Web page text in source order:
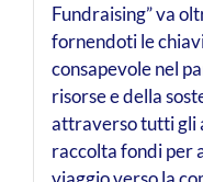
Fundraising” va
fornendoti le
consapevole nel
risorse e della
attraverso tutti gli
raccolta fondi per